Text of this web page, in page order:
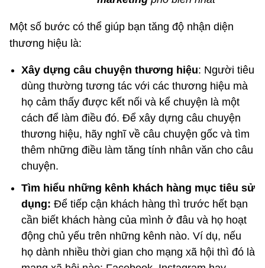
Một số bước có thể giúp bạn tăng độ nhận diện
thương hiệu là:
Xây dựng câu chuyện thương hiệu: Người tiêu
dùng thường tương tác với các thương hiệu mà
họ cảm thấy được kết nối và kể chuyện là một
cách để làm điều đó. Để xây dựng câu chuyện
thương hiệu, hãy nghĩ về câu chuyện gốc và tìm
thêm những điều làm tăng tính nhân văn cho câu
chuyện.
Tìm hiểu những kênh khách hàng mục tiêu sử
dụng: Để tiếp cận khách hàng thì trước hết bạn
cần biết khách hàng của mình ở đâu và họ hoạt
động chủ yếu trên những kênh nào. Ví dụ, nếu
họ dành nhiều thời gian cho mạng xã hội thì đó là